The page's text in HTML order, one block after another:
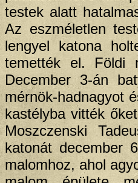
testek alatt
Az eszméletlen
lengyel katona
temették el. Földi
December 3-án
mérnök-hadnagyot
kastélyba vitték
Moszczenski
katonát december
malomhoz, ahol